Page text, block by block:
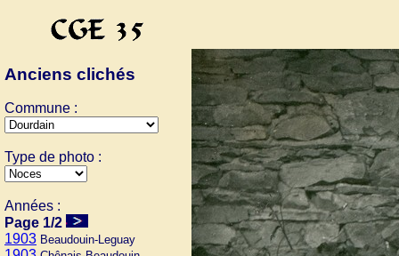
Anciens clichés
Commune :
Type de photo :
Années :
Page 1/2
1903 Beaudouin-Leguay